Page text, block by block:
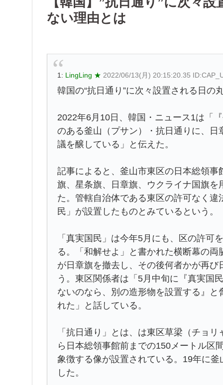
ない理由とは
1: LingLing ★ 2022/06/13(月) 20:15:20.35
韓国の“抗日通り”に次々設置される日の
2022年6月10日、韓国・ニュース1は「
のある釜山（プサン）・抗日通りに、
議を醸している」と伝えた。
記事によると、釜山市東区の日本総領
旗、星条旗、日章旗、ウクライナ国旗
た。管轄自治体である東区の許可なく
民」が設置したものとみているという。
「真実国民」は今年5月にも、区の許可
る。「和解せよ」と書かれた横断幕の
が日章旗を撤去し、その後何者かが再
う。東区関係者は「5月中旬に『真実国
ないのなら、別の造形物を設置する』
れた」と話している。
「抗日通り」とは、は東区草梁（チョ
ら日本総領事館前までの150メートル区
象徴する像が設置されている。19年に
した。